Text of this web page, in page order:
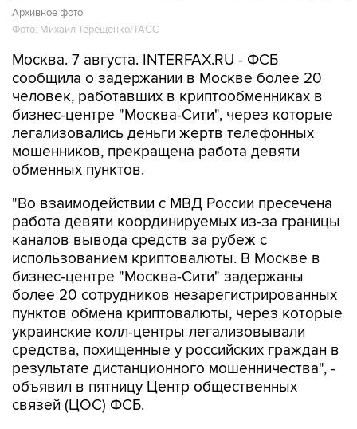
Архивное фото
Фото: Михаил Терещенко/ТАСС
Москва. 7 августа. INTERFAX.RU - ФСБ
сообщила о задержании в Москве более 20
человек, работавших в криптообменниках в
бизнес-центре "Москва-Сити", через которые
легализовались деньги жертв телефонных
мошенников, прекращена работа девяти
обменных пунктов.
"Во взаимодействии с МВД России пресечена
работа девяти координируемых из-за границы
каналов вывода средств за рубеж с
использованием криптовалюты. В Москве в
бизнес-центре "Москва-Сити" задержаны
более 20 сотрудников незарегистрированных
пунктов обмена криптовалюты, через которые
украинские колл-центры легализовывали
средства, похищенные у российских граждан в
результате дистанционного мошенничества", -
объявил в пятницу Центр общественных
связей (ЦОС) ФСБ.